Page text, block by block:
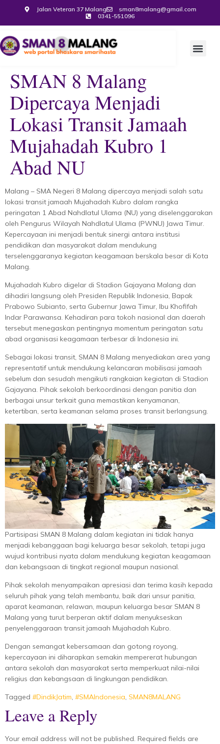
Jalan Veteran 37 Malang
sman8malang@gmail.com
0341-551096
SMAN 8 Malang
Dipercaya Menjadi
Lokasi Transit Jamaah
Mujahadah Kubro 1
Abad NU
Malang – SMA Negeri 8 Malang dipercaya menjadi salah satu
lokasi transit jamaah Mujahadah Kubro dalam rangka
peringatan 1 Abad Nahdlatul Ulama (NU) yang diselenggarakan
oleh Pengurus Wilayah Nahdlatul Ulama (PWNU) Jawa Timur.
Kepercayaan ini menjadi bentuk sinergi antara institusi
pendidikan dan masyarakat dalam mendukung
terselenggaranya kegiatan keagamaan berskala besar di Kota
Malang.
Mujahadah Kubro digelar di Stadion Gajayana Malang dan
dihadiri langsung oleh Presiden Republik Indonesia, Bapak
Prabowo Subianto, serta Gubernur Jawa Timur, Ibu Khofifah
Indar Parawansa. Kehadiran para tokoh nasional dan daerah
tersebut menegaskan pentingnya momentum peringatan satu
abad organisasi keagamaan terbesar di Indonesia ini.
Sebagai lokasi transit, SMAN 8 Malang menyediakan area yang
representatif untuk mendukung kelancaran mobilisasi jamaah
sebelum dan sesudah mengikuti rangkaian kegiatan di Stadion
Gajayana. Pihak sekolah berkoordinasi dengan panitia dan
berbagai unsur terkait guna memastikan kenyamanan,
ketertiban, serta keamanan selama proses transit berlangsung.
Partisipasi SMAN 8 Malang dalam kegiatan ini tidak hanya
menjadi kebanggaan bagi keluarga besar sekolah, tetapi juga
wujud kontribusi nyata dalam mendukung kegiatan keagamaan
dan kebangsaan di tingkat regional maupun nasional.
Pihak sekolah menyampaikan apresiasi dan terima kasih kepada
seluruh pihak yang telah membantu, baik dari unsur panitia,
aparat keamanan, relawan, maupun keluarga besar SMAN 8
Malang yang turut berperan aktif dalam menyukseskan
penyelenggaraan transit jamaah Mujahadah Kubro.
Dengan semangat kebersamaan dan gotong royong,
kepercayaan ini diharapkan semakin mempererat hubungan
antara sekolah dan masyarakat serta memperkuat nilai-nilai
religius dan kebangsaan di lingkungan pendidikan.
Tagged #DindikJatim, #SMAIndonesia, SMAN8MALANG
Leave a Reply
Your email address will not be published. Required fields are